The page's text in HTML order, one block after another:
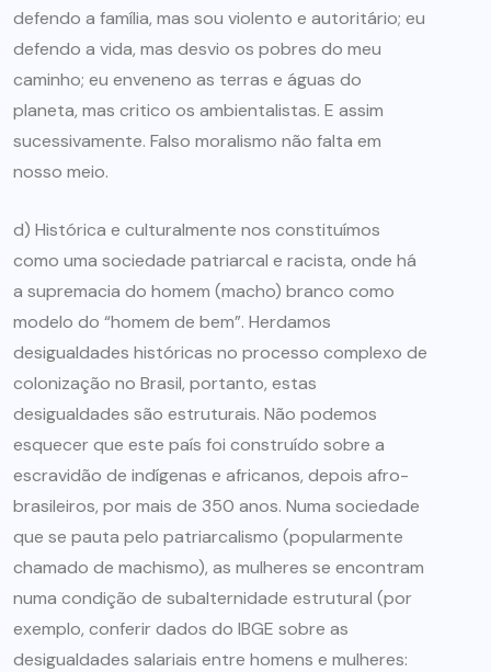
defendo a família, mas sou violento e autoritário; eu
defendo a vida, mas desvio os pobres do meu
caminho; eu enveneno as terras e águas do
planeta, mas critico os ambientalistas. E assim
sucessivamente. Falso moralismo não falta em
nosso meio.
d) Histórica e culturalmente nos constituímos
como uma sociedade patriarcal e racista, onde há
a supremacia do homem (macho) branco como
modelo do “homem de bem”. Herdamos
desigualdades históricas no processo complexo de
colonização no Brasil, portanto, estas
desigualdades são estruturais. Não podemos
esquecer que este país foi construído sobre a
escravidão de indígenas e africanos, depois afro-
brasileiros, por mais de 350 anos. Numa sociedade
que se pauta pelo patriarcalismo (popularmente
chamado de machismo), as mulheres se encontram
numa condição de subalternidade estrutural (por
exemplo, conferir dados do IBGE sobre as
desigualdades salariais entre homens e mulheres: